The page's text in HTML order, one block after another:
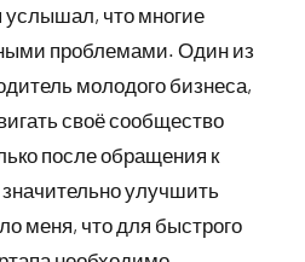
что многие
проблемами. Один из
молодого бизнеса,
своё сообщество
после обращения к
улучшить
меня, что для быстрого